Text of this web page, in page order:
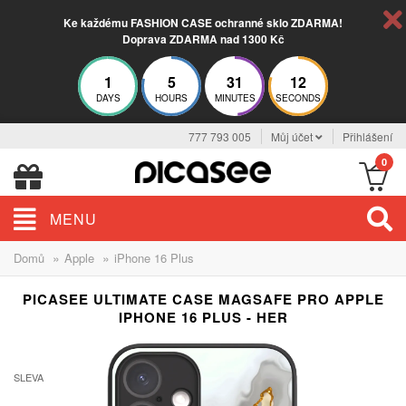
Ke každému FASHION CASE ochranné sklo ZDARMA!
Doprava ZDARMA nad 1300 Kč
1
DAYS
5
HOURS
31
MINUTES
11
SECONDS
777 793 005 Můj účet Přihlášení
0
MENU
Domů » Apple » iPhone 16 Plus
PICASEE ULTIMATE CASE MAGSAFE PRO APPLE
IPHONE 16 PLUS - HER
SLEVA